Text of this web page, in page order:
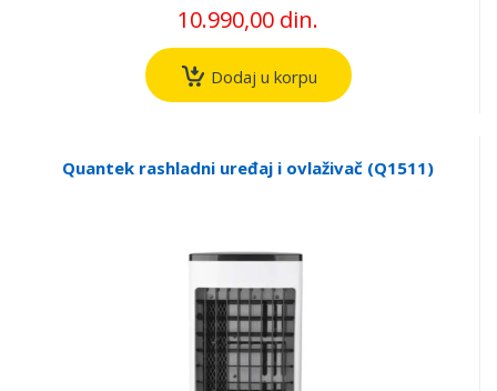
10.990,00 din.
Dodaj u korpu
Quantek rashladni uređaj i ovlaživač (Q1511)